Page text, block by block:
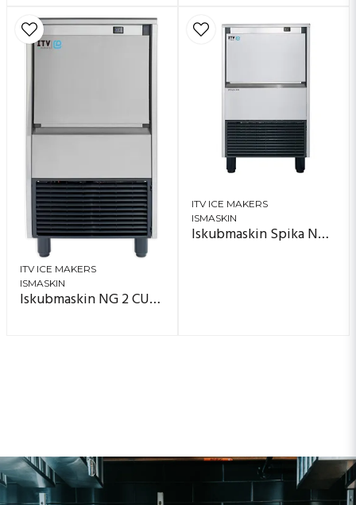
ITV ICE MAKERS
ISMASKIN
Iskubmaskin NG 2 CUBE
ITV ICE MAKERS
ISMASKIN
Iskubmaskin Spika NG hel isbit